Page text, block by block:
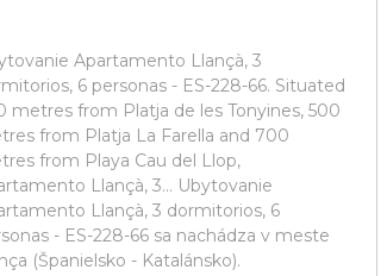
Apartamento Llançà, 3
6 personas - ES-228-66. Situated
metres from Platja de les Tonyines, 500
from Platja La Farella and 700
from Playa Cau del Llop,
Llançà, 3... Ubytovanie
Llançà, 3 dormitorios, 6
- ES-228-66 sa nachádza v meste
(Španielsko - Katalánsko).